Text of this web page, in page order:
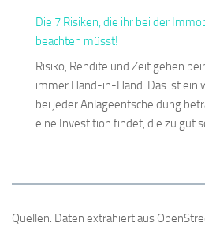
Die 7 Risiken, die ihr bei der
beachten müsst!
Risiko, Rendite und Zeit gehen
immer Hand-in-Hand. Das ist ein
bei jeder Anlageentscheidung
eine Investition findet, die zu gut
Quellen: Daten extrahiert aus